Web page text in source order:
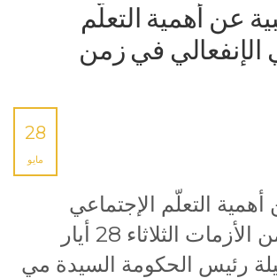
عن أهمية التعلّم
الإنفعالي في زمن
28
مايو
التعلّم الإجتماعي
الإنفعالي في زمن الأزمات الثلاثاء 28 أيار
رئيس الحكومة السيدة مي